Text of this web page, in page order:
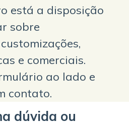
está a disposição
sobre
e comerciais.
ao lado e
contato.
dúvida ou